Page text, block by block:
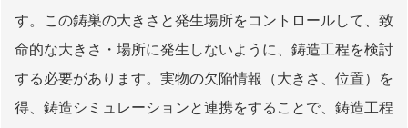
す。この鋳巣の大きさと発生場所をコントロールして、致
命的な大きさ・場所に発生しないように、鋳造工程を検討
する必要があります。実物の欠陥情報（大きさ、位置）を
得、鋳造シミュレーションと連携をすることで、鋳造工程